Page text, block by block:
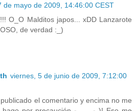
de mayo de 2009, 14:46:00 CEST
O_O Malditos japos... xDD Lanzarote
de verdad :_)
viernes, 5 de junio de 2009, 7:12:00
el comentario y encima no me